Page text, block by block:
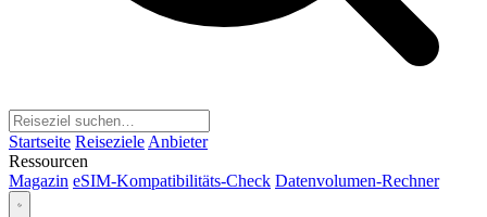
Startseite Reiseziele Anbieter
Ressourcen
Magazin eSIM-Kompatibilitäts-Check Datenvolumen-Rechner